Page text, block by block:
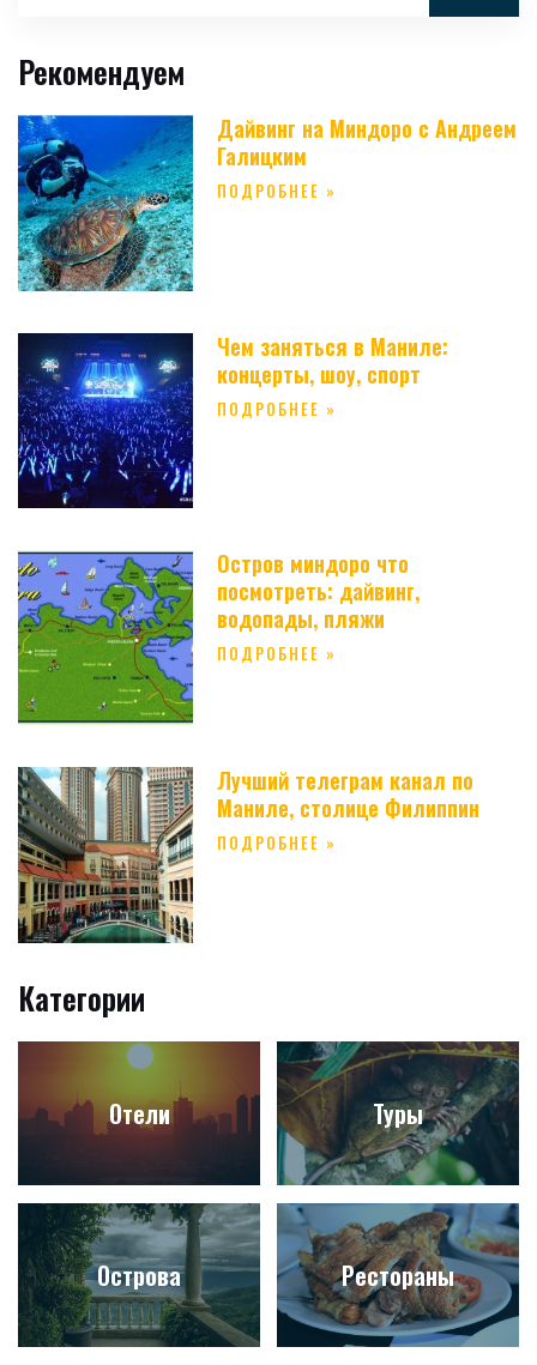
Рекомендуем
Дайвинг на Миндоро с Андреем
Галицким
ПОДРОБНЕЕ »
Чем заняться в Маниле:
концерты, шоу, спорт
ПОДРОБНЕЕ »
Остров миндоро что
посмотреть: дайвинг,
водопады, пляжи
ПОДРОБНЕЕ »
Лучший телеграм канал по
Маниле, столице Филиппин
ПОДРОБНЕЕ »
Категории
Отели Туры
Острова Рестораны